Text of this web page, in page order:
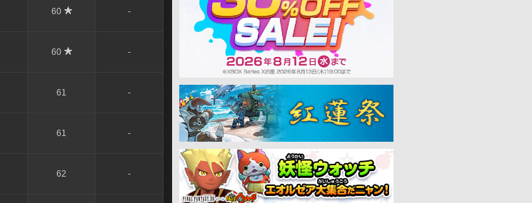
60 -
60 -
61 -
61 -
62 -